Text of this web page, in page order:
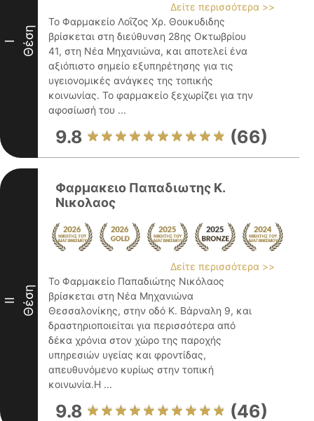
I Θέση
Δείτε περισσότερα >>
Το Φαρμακείο Λοΐζος Χρ. Θουκυδιδης
βρίσκεται στη διεύθυνση 28ης Οκτωβρίου
41, στη Νέα Μηχανιώνα, και αποτελεί ένα
αξιόπιστο σημείο εξυπηρέτησης για τις
υγειονομικές ανάγκες της τοπικής
κοινωνίας. Το φαρμακείο ξεχωρίζει για την
αφοσίωσή του ...
9.8 (66)
II Θέση
Φαρμακειο Παπαδιωτης Κ.
Νικολαος
Δείτε περισσότερα >>
Το Φαρμακείο Παπαδιώτης Νικόλαος
βρίσκεται στη Νέα Μηχανιώνα
Θεσσαλονίκης, στην οδό Κ. Βάρναλη 9, και
δραστηριοποιείται για περισσότερα από
δέκα χρόνια στον χώρο της παροχής
υπηρεσιών υγείας και φροντίδας,
απευθυνόμενο κυρίως στην τοπική
κοινωνία.Η ...
9.8 (46)